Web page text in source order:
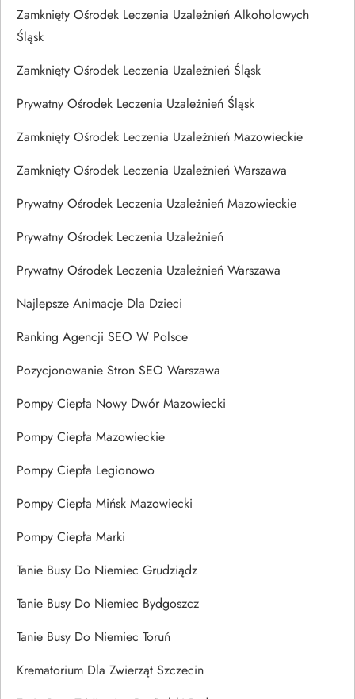
Zamknięty Ośrodek Leczenia Uzależnień Alkoholowych
Śląsk
Zamknięty Ośrodek Leczenia Uzależnień Śląsk
Prywatny Ośrodek Leczenia Uzależnień Śląsk
Zamknięty Ośrodek Leczenia Uzależnień Mazowieckie
Zamknięty Ośrodek Leczenia Uzależnień Warszawa
Prywatny Ośrodek Leczenia Uzależnień Mazowieckie
Prywatny Ośrodek Leczenia Uzależnień
Prywatny Ośrodek Leczenia Uzależnień Warszawa
Najlepsze Animacje Dla Dzieci
Ranking Agencji SEO W Polsce
Pozycjonowanie Stron SEO Warszawa
Pompy Ciepła Nowy Dwór Mazowiecki
Pompy Ciepła Mazowieckie
Pompy Ciepła Legionowo
Pompy Ciepła Mińsk Mazowiecki
Pompy Ciepła Marki
Tanie Busy Do Niemiec Grudziądz
Tanie Busy Do Niemiec Bydgoszcz
Tanie Busy Do Niemiec Toruń
Krematorium Dla Zwierząt Szczecin